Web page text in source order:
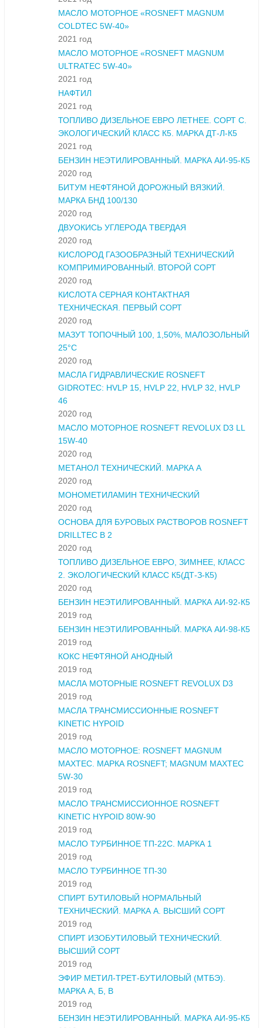
МАСЛО МОТОРНОЕ «ROSNEFT MAGNUM
COLDTEC 5W-40»
2021 год
МАСЛО МОТОРНОЕ «ROSNEFT MAGNUM
ULTRATEC 5W-40»
2021 год
НАФТИЛ
2021 год
ТОПЛИВО ДИЗЕЛЬНОЕ ЕВРО ЛЕТНЕЕ. СОРТ С.
ЭКОЛОГИЧЕСКИЙ КЛАСС К5. МАРКА ДТ-Л-К5
2021 год
БЕНЗИН НЕЭТИЛИРОВАННЫЙ. МАРКА АИ-95-К5
2020 год
БИТУМ НЕФТЯНОЙ ДОРОЖНЫЙ ВЯЗКИЙ.
МАРКА БНД 100/130
2020 год
ДВУОКИСЬ УГЛЕРОДА ТВЕРДАЯ
2020 год
КИСЛОРОД ГАЗООБРАЗНЫЙ ТЕХНИЧЕСКИЙ
КОМПРИМИРОВАННЫЙ. ВТОРОЙ СОРТ
2020 год
КИСЛОТА СЕРНАЯ КОНТАКТНАЯ
ТЕХНИЧЕСКАЯ. ПЕРВЫЙ СОРТ
2020 год
МАЗУТ ТОПОЧНЫЙ 100, 1,50%, МАЛОЗОЛЬНЫЙ
25°С
2020 год
МАСЛА ГИДРАВЛИЧЕСКИЕ ROSNEFT
GIDROTEC: HVLP 15, HVLP 22, HVLP 32, HVLP
46
2020 год
МАСЛО МОТОРНОЕ ROSNEFT REVOLUX D3 LL
15W-40
2020 год
МЕТАНОЛ ТЕХНИЧЕСКИЙ. МАРКА А
2020 год
МОНОМЕТИЛАМИН ТЕХНИЧЕСКИЙ
2020 год
ОСНОВА ДЛЯ БУРОВЫХ РАСТВОРОВ ROSNEFT
DRILLTEC B 2
2020 год
ТОПЛИВО ДИЗЕЛЬНОЕ ЕВРО, ЗИМНЕЕ, КЛАСС
2. ЭКОЛОГИЧЕСКИЙ КЛАСС К5(ДТ-З-К5)
2020 год
БЕНЗИН НЕЭТИЛИРОВАННЫЙ. МАРКА АИ-92-К5
2019 год
БЕНЗИН НЕЭТИЛИРОВАННЫЙ. МАРКА АИ-98-К5
2019 год
КОКС НЕФТЯНОЙ АНОДНЫЙ
2019 год
МАСЛА МОТОРНЫЕ ROSNEFT REVOLUX D3
2019 год
МАСЛА ТРАНСМИССИОННЫЕ ROSNEFT
KINETIC HYPOID
2019 год
МАСЛО МОТОРНОЕ: ROSNEFT MAGNUM
MAXTEC. МАРКА ROSNEFT; MAGNUM MAXTEC
5W-30
2019 год
МАСЛО ТРАНСМИССИОННОЕ ROSNEFT
KINETIC HYPOID 80W-90
2019 год
МАСЛО ТУРБИННОЕ ТП-22С. МАРКА 1
2019 год
МАСЛО ТУРБИННОЕ ТП-30
2019 год
СПИРТ БУТИЛОВЫЙ НОРМАЛЬНЫЙ
ТЕХНИЧЕСКИЙ. МАРКА А. ВЫСШИЙ СОРТ
2019 год
СПИРТ ИЗОБУТИЛОВЫЙ ТЕХНИЧЕСКИЙ.
ВЫСШИЙ СОРТ
2019 год
ЭФИР МЕТИЛ-ТРЕТ-БУТИЛОВЫЙ (МТБЭ).
МАРКА А, Б, В
2019 год
БЕНЗИН НЕЭТИЛИРОВАННЫЙ. МАРКА АИ-95-К5